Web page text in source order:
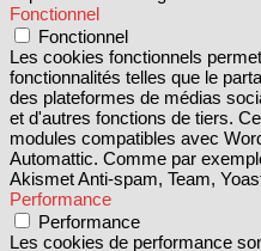
Fonctionnel
Fonctionnel
Les cookies fonctionnels
fonctionnalités telles que le
des plateformes de médias
et d'autres fonctions de tiers.
modules compatibles avec
Automattic. Comme par
Akismet Anti-spam, Team,
Performance
Performance
Les cookies de performance